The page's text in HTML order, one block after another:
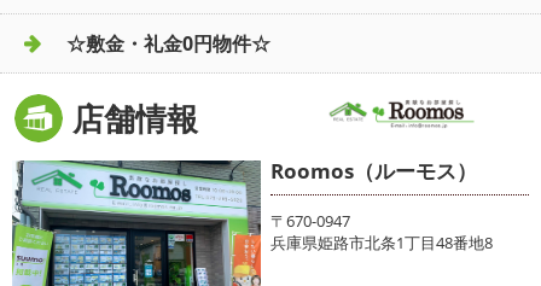
☆敷金・礼金0円物件☆
店舗情報
Roomos（ルーモス）
〒670-0947
兵庫県姫路市北条1丁目48番地8